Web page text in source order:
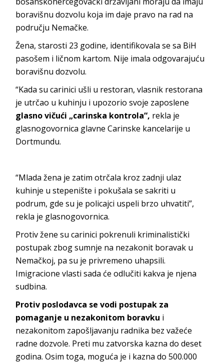
boravišnu dozvolu koja im daje pravo na rad na
području Nemačke.
Žena, starosti 23 godine, identifikovala se sa BiH
pasošem i ličnom kartom. Nije imala odgovarajuću
boravišnu dozvolu.
“Kada su carinici ušli u restoran, vlasnik restorana
je utrčao u kuhinju i upozorio svoje zaposlene
glasno vičući „carinska kontrola“, rekla je
glasnogovornica glavne Carinske kancelarije u
Dortmundu.
“Mlada žena je zatim otrčala kroz zadnji ulaz
kuhinje u stepenište i pokušala se sakriti u
podrum, gde su je policajci uspeli brzo uhvatiti”,
rekla je glasnogovornica.
Protiv žene su carinici pokrenuli kriminalistički
postupak zbog sumnje na nezakonit boravak u
Nemačkoj, pa su je privremeno uhapsili.
Imigracione vlasti sada će odlučiti kakva je njena
sudbina.
Protiv poslodavca se vodi postupak za
pomaganje u nezakonitom boravku i
nezakonitom zapošljavanju radnika bez važeće
radne dozvole. Preti mu zatvorska kazna do deset
godina. Osim toga, moguća je i kazna do 500.000